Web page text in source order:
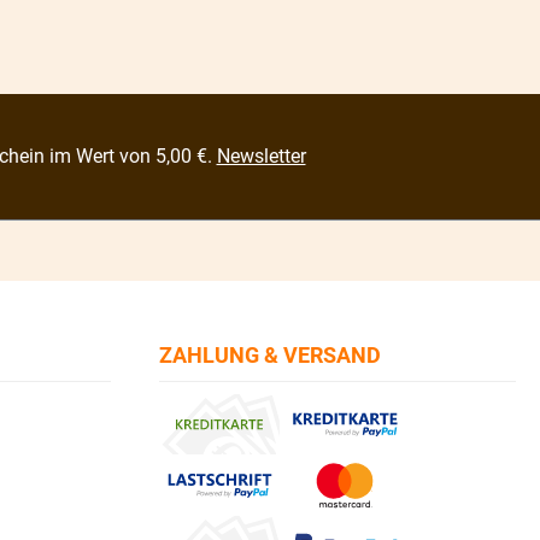
im Wert von 5,00 €. Newsletter
ZAHLUNG & VERSAND